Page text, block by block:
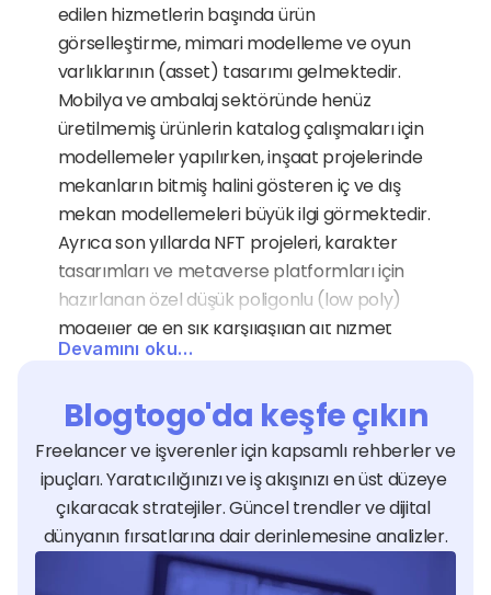
edilen hizmetlerin başında ürün
görselleştirme, mimari modelleme ve oyun
varlıklarının (asset) tasarımı gelmektedir.
Mobilya ve ambalaj sektöründe henüz
üretilmemiş ürünlerin katalog çalışmaları için
modellemeler yapılırken, inşaat projelerinde
mekanların bitmiş halini gösteren iç ve dış
mekan modellemeleri büyük ilgi görmektedir.
Ayrıca son yıllarda NFT projeleri, karakter
tasarımları ve metaverse platformları için
hazırlanan özel düşük poligonlu (low poly)
modeller de en sık karşılaşılan alt hizmet
alanları arasındadır.
Hangi Sektörlere Hizmet
Verir?
3D modelleme hizmeti, mimarlıktan oyun
geliştirmeye, otomotivden kuyumculuğa
kadar görselleştirme ihtiyacı olan tüm
modern endüstrilere hitap eder. Sağlık
Devamını oku…
Blogtogo'da keşfe çıkın
Freelancer ve işverenler için kapsamlı rehberler ve
ipuçları. Yaratıcılığınızı ve iş akışınızı en üst düzeye
çıkaracak stratejiler. Güncel trendler ve dijital
dünyanın fırsatlarına dair derinlemesine analizler.